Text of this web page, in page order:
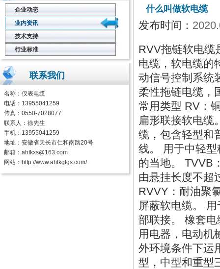
什么叫做软电缆
发布时间：
RVV拖链软电缆
电缆，软电缆的
动信号控制系统
柔性拖链电缆，
常用类型 RV：
扁形联接软电缆
缆，包含轻型和
线。 用于中轻
的当地。 TVVB
由悬挂长度不超
RVVY：耐油聚
屏蔽软电缆。
部联接。 橡套
用电器，电动机
外环境条件下运
型，中型和重型
企业动态
业内资讯
技术支持
行业标准
联系我们
名称： 仪表电缆
电话：13955041259
传真：0550-7028077
联系人：徐先生
手机：13955041259
地址：安徽省天长市仁和南路20号
邮箱：ahtkxs@163.com
网站： http://www.ahtkgfgs.com/